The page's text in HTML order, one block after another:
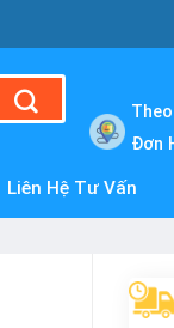
Đơn
Liên Hệ Tư Vấn